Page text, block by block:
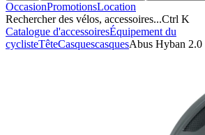
OccasionPromotionsLocation
Rechercher des vélos, accessoires...Ctrl K
Catalogue d'accessoiresÉquipement du
cyclisteTêteCasquescasquesAbus Hyban 2.0